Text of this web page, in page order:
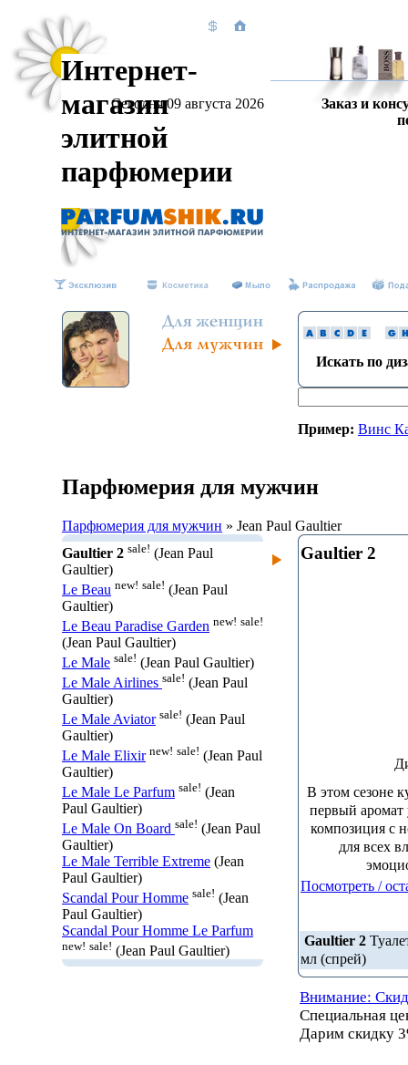
Интернет-
магазин
элитной
парфюмерии
Сегодня 09 августа 2026
Заказ и
Искать по
Пример: Винс
Парфюмерия для мужчин
Парфюмерия для мужчин » Jean Paul Gaultier
Gaultier 2 sale! (Jean Paul
Gaultier)
Le Beau new! sale! (Jean Paul
Gaultier)
Le Beau Paradise Garden new! sale!
(Jean Paul Gaultier)
Le Male sale! (Jean Paul Gaultier)
Le Male Airlines sale! (Jean Paul
Gaultier)
Le Male Aviator sale! (Jean Paul
Gaultier)
Le Male Elixir new! sale! (Jean Paul
Gaultier)
Le Male Le Parfum sale! (Jean
Paul Gaultier)
Le Male On Board sale! (Jean Paul
Gaultier)
Le Male Terrible Extreme (Jean
Paul Gaultier)
Scandal Pour Homme sale! (Jean
Paul Gaultier)
Scandal Pour Homme Le Parfum
new! sale! (Jean Paul Gaultier)
Gaultier 2
В этом сезоне
первый аромат
композиция с
для всех
Посмотреть /
Gaultier 2
мл (спрей)
Внимание:
Специальная
Дарим скидку